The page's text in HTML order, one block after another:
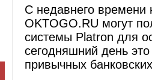
С недавнего времени
OKTOGO.RU могут
системы Platron для
сегодняшний день
привычных